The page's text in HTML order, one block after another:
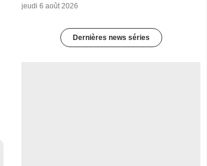
jeudi 6 août 2026
Dernières news séries